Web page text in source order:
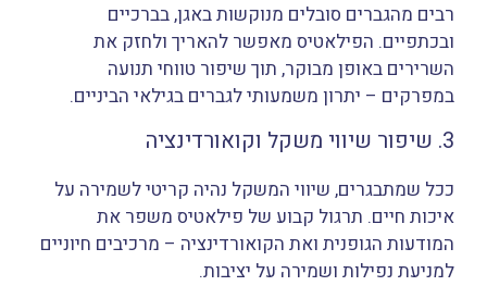
רבים מהגברים סובלים מנוקשות באגן, בברכיים
ובכתפיים. הפילאטיס מאפשר להאריך ולחזק את
השרירים באופן מבוקר, תוך שיפור טווחי תנועה
במפרקים – יתרון משמעותי לגברים בגילאי הביניים.
3. שיפור שיווי משקל וקואורדינציה
ככל שמתבגרים, שיווי המשקל נהיה קריטי לשמירה על
איכות חיים. תרגול קבוע של פילאטיס משפר את
המודעות הגופנית ואת הקואורדינציה – מרכיבים חיוניים
למניעת נפילות ושמירה על יציבות.